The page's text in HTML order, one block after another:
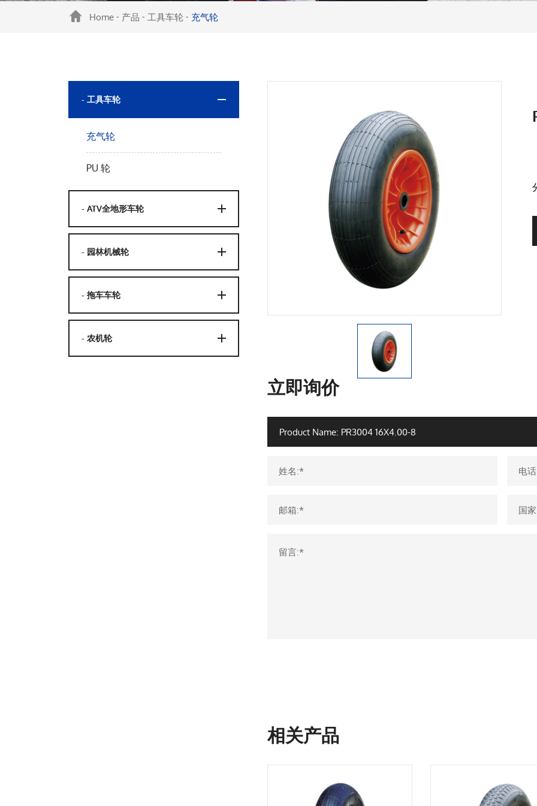
Home - 产品 - 工具车轮 - 充气轮
- 工具车轮
充气轮
PU 轮
- ATV全地形车轮
- 园林机械轮
- 拖车车轮
- 农机轮
立即询价
姓名:* 电
邮箱:* 国
留言:*
相关产品